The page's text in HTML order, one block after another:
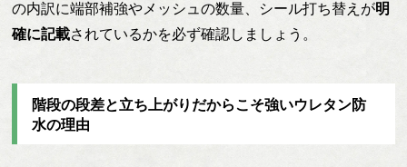
の内訳に端部補強やメッシュの数量、シール打ち替えが明
確に記載されているかを必ず確認しましょう。
階段の段差と立ち上がりだからこそ強いウレタン防
水の理由